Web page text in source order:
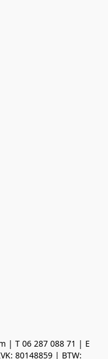
| T 06 287 088 71 | E
80148859 | BTW: